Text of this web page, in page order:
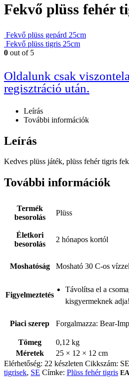
Fekvő plüss fehér
Fekvő plüss gepárd 25cm
Fekvő plüss tigris 25cm
0 out of 5
Oldalunk csak
regisztráció után.
Leírás
További információk
Leírás
Kedves plüss játék, plüss fehér tigris
További információk
Termék
besorolás
Plüss
Életkori
besorolás
2 hónapos kortól
Moshatóság Mosható 30 C-os vízzel
Figyelmeztetés
Távolítsa el a
kisgyermeknek adja!
Piaci szerep Forgalmazza: Bear-
Tömeg
0,12 kg
Méretek
25 × 12 × 12 cm
Elérhetőség: 22 készleten Cikkszám:
tigrisek, SE Címke: Plüss fehér tigris